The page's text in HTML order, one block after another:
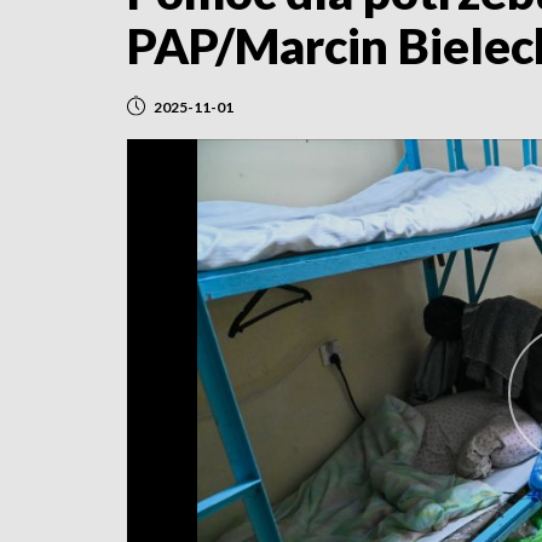
PAP/Marcin
2025-11-01